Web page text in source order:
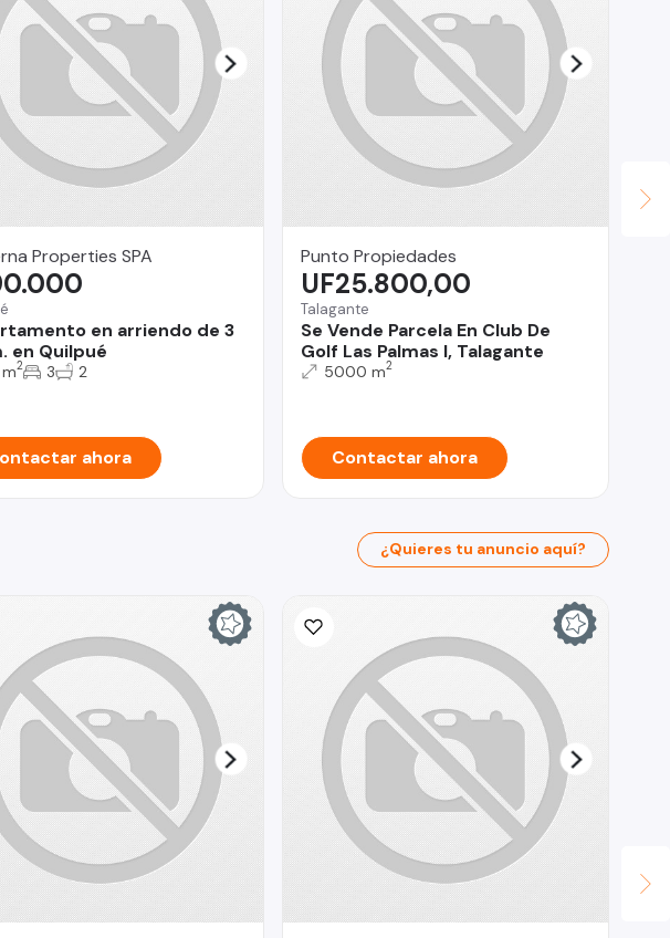
Properties SPA
en arriendo de 3
en Quilpué
2 3 2
ahora
Punto Propiedades
Talagante
Se Vende Parcela En Club De
Golf Las Palmas I, Talagante
UF25.800,00
5000 m2
Contactar ahora
¿Quieres tu anuncio aquí?